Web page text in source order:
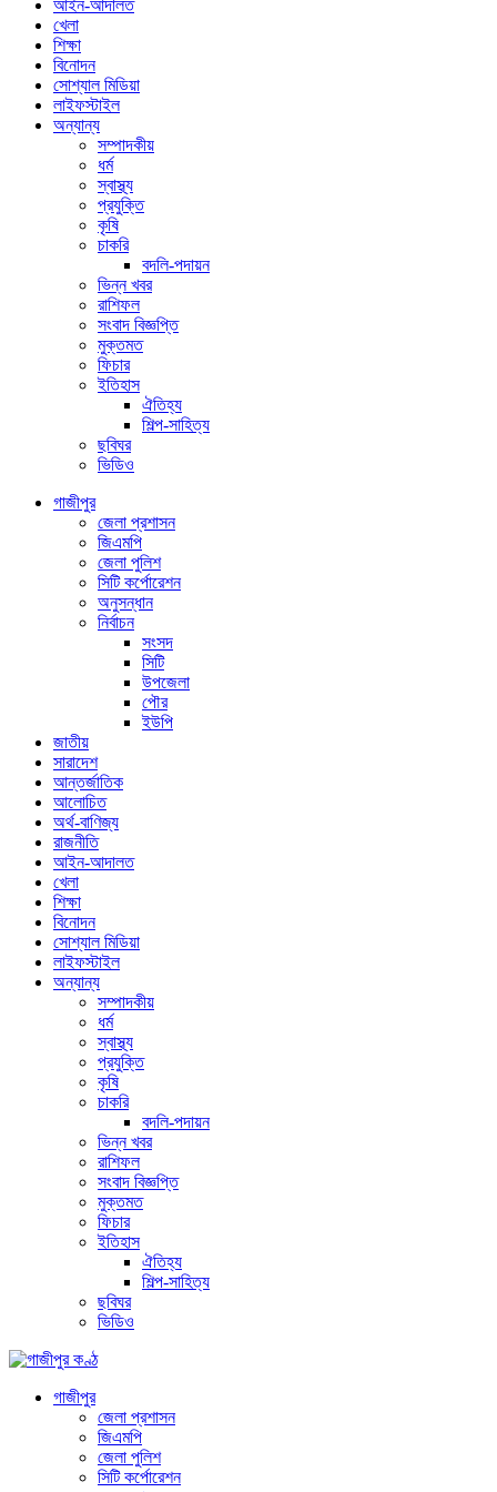
আইন-আদালত
খেলা
শিক্ষা
বিনোদন
সোশ্যাল মিডিয়া
লাইফস্টাইল
অন্যান্য
সম্পাদকীয়
ধর্ম
স্বাস্থ্য
প্রযুক্তি
কৃষি
চাকরি
বদলি-পদায়ন
ভিন্ন খবর
রাশিফল
সংবাদ বিজ্ঞপ্তি
মুক্তমত
ফিচার
ইতিহাস
ঐতিহ্য
শিল্প-সাহিত্য
ছবিঘর
ভিডিও
গাজীপুর
জেলা প্রশাসন
জিএমপি
জেলা পুলিশ
সিটি কর্পোরেশন
অনুসন্ধান
নির্বাচন
সংসদ
সিটি
উপজেলা
পৌর
ইউপি
জাতীয়
সারাদেশ
আন্তর্জাতিক
আলোচিত
অর্থ-বাণিজ্য
রাজনীতি
আইন-আদালত
খেলা
শিক্ষা
বিনোদন
সোশ্যাল মিডিয়া
লাইফস্টাইল
অন্যান্য
সম্পাদকীয়
ধর্ম
স্বাস্থ্য
প্রযুক্তি
কৃষি
চাকরি
বদলি-পদায়ন
ভিন্ন খবর
রাশিফল
সংবাদ বিজ্ঞপ্তি
মুক্তমত
ফিচার
ইতিহাস
ঐতিহ্য
শিল্প-সাহিত্য
ছবিঘর
ভিডিও
গাজীপুর
জেলা প্রশাসন
জিএমপি
জেলা পুলিশ
সিটি কর্পোরেশন